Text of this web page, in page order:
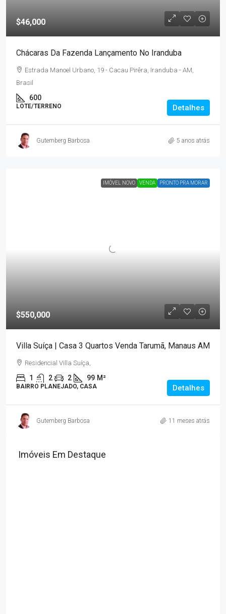
$46,000
Chácaras Da Fazenda Lançamento No Iranduba
Estrada Manoel Urbano, 19 - Cacau Pirêra, Iranduba - AM,
Brasil
600
LOTE/TERRENO Detalhes
Gutemberg Barbosa 5 anos atrás
IMÓVEL NOVO VENDA PRONTO PRA MORAR
$550,000
Villa Suíça | Casa 3 Quartos Venda Tarumã, Manaus AM
Residencial Villa Suíça,
1 2 2 99 M²
BAIRRO PLANEJADO, CASA Detalhes
Gutemberg Barbosa 11 meses atrás
Imóveis Em Destaque